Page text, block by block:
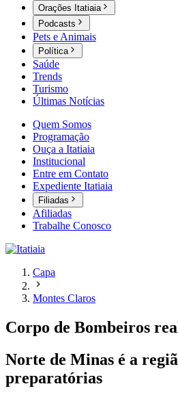
Orações Itatiaia
Podcasts
Pets e Animais
Política
Saúde
Trends
Turismo
Últimas Notícias
Quem Somos
Programação
Ouça a Itatiaia
Institucional
Entre em Contato
Expediente Itatiaia
Filiadas
Afiliadas
Trabalhe Conosco
Capa
Montes Claros
Corpo de Bombeiros
Norte de Minas é a
preparatórias